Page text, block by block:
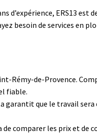
d’expérience, ERS13 est
besoin de services en
Rémy-de-Provence.
fiable.
garantit que le travail
comparer les prix et de